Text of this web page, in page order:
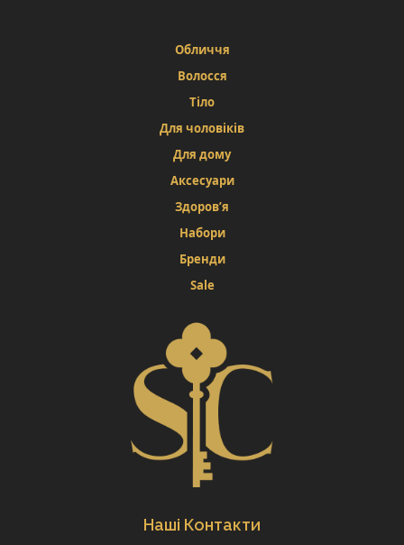
Обличчя
Волосся
Тіло
Для чоловіків
Для дому
Аксесуари
Здоров’я
Набори
Бренди
Sale
Наші Контакти